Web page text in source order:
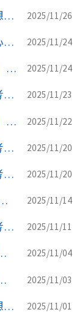
【GESP】C++五级真题（前缀和思想考点） luogu-P14074 [GESP202509 五级] 有趣的数字和 2025/11/26
【GESP】C++五级真题（数论、贪心考点） luogu-P14073 [GESP202509 五级] 数字选取 2025/11/24
【GESP】C++五级真题（数论考点） luogu-P13014 [GESP202506 五级] 最大公因数 2025/11/24
【GESP】C++五级真题（二分答案考点） luogu-P13013 [GESP202506 五级] 奖品兑换 2025/11/23
【GESP】C++五级真题（数论考点） luogu-P11961 [GESP202503 五级] 原根判断 2025/11/22
【GESP】C++五级真题（贪心思想考点） luogu-P11960 [GESP202503 五级] 平均分配 2025/11/20
【GESP】C++五级真题（贪心思想考点） luogu-B4071 [GESP202412 五级] 武器强化 2025/11/20
思想考点） luogu-B4070 [GESP202412 五级] 奇妙数字 2025/11/14
【GESP】C++五级真题（贪心思想考点） luogu-B4051 [GESP202409 五级] 小杨的武器 2025/11/11
luogu-B4050 [GESP202409 五级] 挑战怪物 2025/11/04
P10720 [GESP202406 五级] 小杨的幸运数字 2025/11/03
【GESP】C++五级真题（前缀和思想考点） luogu-P10719 [GESP202406 五级] 黑白格 2025/11/01